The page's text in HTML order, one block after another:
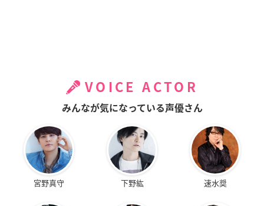
VOICE ACTOR
みんなが気になっている声優さん
宮野真守 下野紘 速水奨